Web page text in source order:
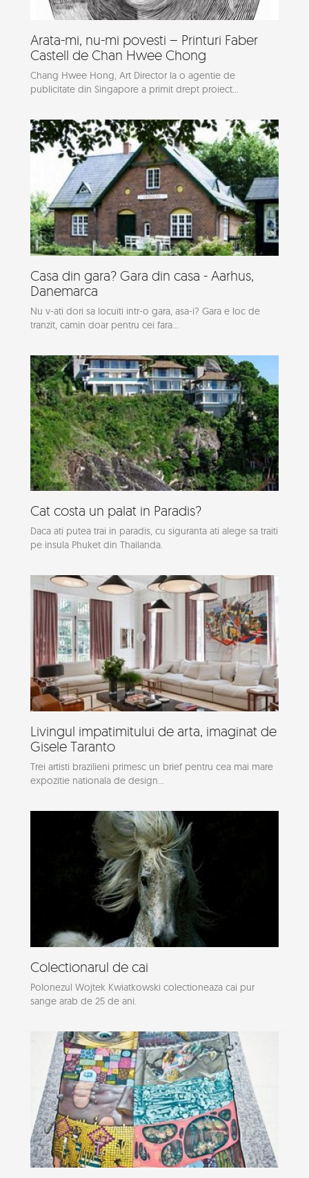
Arata-mi, nu-mi povesti – Printuri Faber
Castell de Chan Hwee Chong
Chang Hwee Hong, Art Director la o agentie de
publicitate din Singapore a primit drept proiect...
Casa din gara? Gara din casa - Aarhus,
Danemarca
Nu v-ati dori sa locuiti intr-o gara, asa-i? Gara e loc de
tranzit, camin doar pentru cei fara...
Cat costa un palat in Paradis?
Daca ati putea trai in paradis, cu siguranta ati alege sa traiti
pe insula Phuket din Thailanda.
Livingul impatimitului de arta, imaginat de
Gisele Taranto
Trei artisti brazilieni primesc un brief pentru cea mai mare
expozitie nationala de design...
Colectionarul de cai
Polonezul Wojtek Kwiatkowski colectioneaza cai pur
sange arab de 25 de ani.